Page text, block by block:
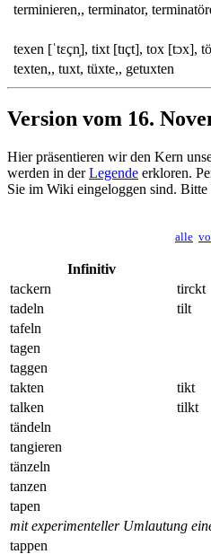
terminieren,, terminator,
texen [ˈtɛçn̩], tixt [tɪçt], tox [tɔx],
texten,, tuxt, tüxte,, getuxten
Version vom 16.
Hier präsentieren wir den Kern
werden in derLegende erkloren.
Sie im Wiki eingeloggen sind.
alle
Infinitiv
tackern
tirckt
tadeln
tilt
tafeln
tagen
taggen
takten
tikt
talken
tilkt
tändeln
tangieren
tänzeln
tanzen
tapen
mit experimenteller Umlautung
tappen